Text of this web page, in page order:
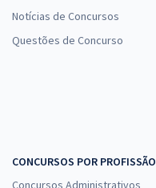
Notícias de Concursos
Questões de Concurso
CONCURSOS POR PROFISSÃO
Concursos Administrativos